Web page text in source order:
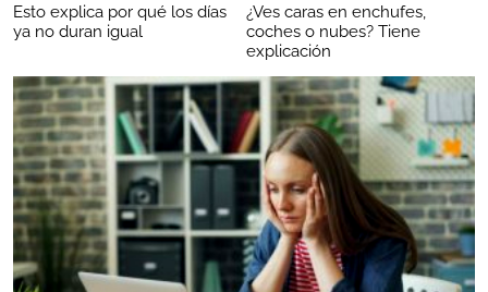
Esto explica por qué los días
ya no duran igual
¿Ves caras en enchufes,
coches o nubes? Tiene
explicación